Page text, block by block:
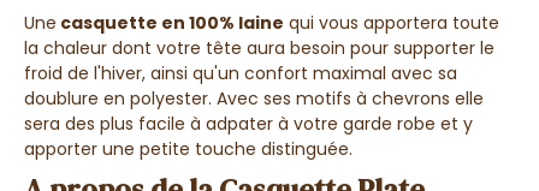
Une casquette en 100% laine qui vous apportera toute
la chaleur dont votre tête aura besoin pour supporter le
froid de l'hiver, ainsi qu'un confort maximal avec sa
doublure en polyester. Avec ses motifs à chevrons elle
sera des plus facile à adpater à votre garde robe et y
apporter une petite touche distinguée.